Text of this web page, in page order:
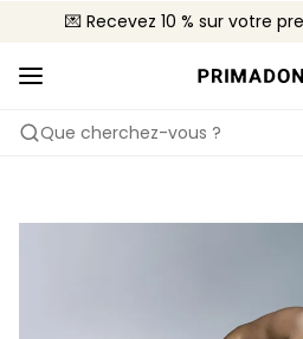
💌 Recevez 10 % sur votre
🚚 Livraison gratuite
📦 Retours
Que cherchez-vous ?